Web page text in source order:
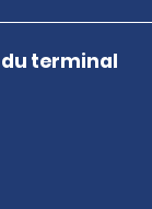
terminal